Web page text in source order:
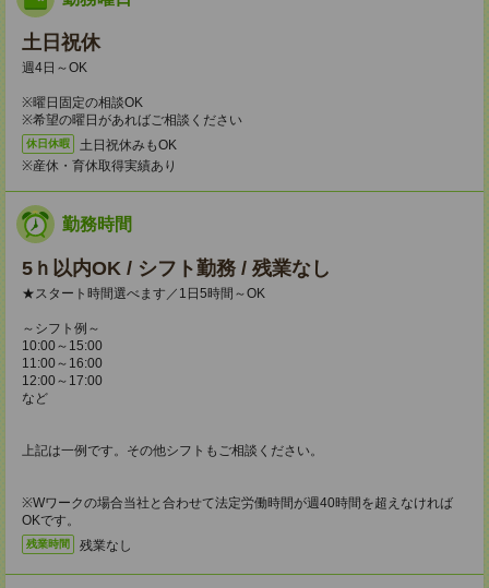
土日祝休
週4日～OK
※曜日固定の相談OK
※希望の曜日があればご相談ください
休日休暇
土日祝休みもOK
※産休・育休取得実績あり
勤務時間
5ｈ以内OK / シフト勤務 / 残業なし
★スタート時間選べます／1日5時間～OK
～シフト例～
10:00～15:00
11:00～16:00
12:00～17:00
など
上記は一例です。その他シフトもご相談ください。
※Wワークの場合当社と合わせて法定労働時間が週40時間を超えなければ
OKです。
残業時間 残業なし